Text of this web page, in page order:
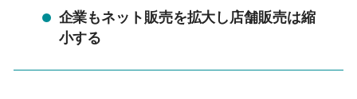
企業もネット販売を拡大し店舗販売は縮
小する